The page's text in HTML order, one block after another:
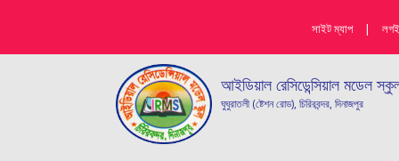
সাইট ম্যাপ |
আইডিয়াল রেসিডেন্সিয়াল মডেল
ঘুঘুরাতলী (ষ্টেশন রোড), চিরিরবন্দর, দিনাজপুর